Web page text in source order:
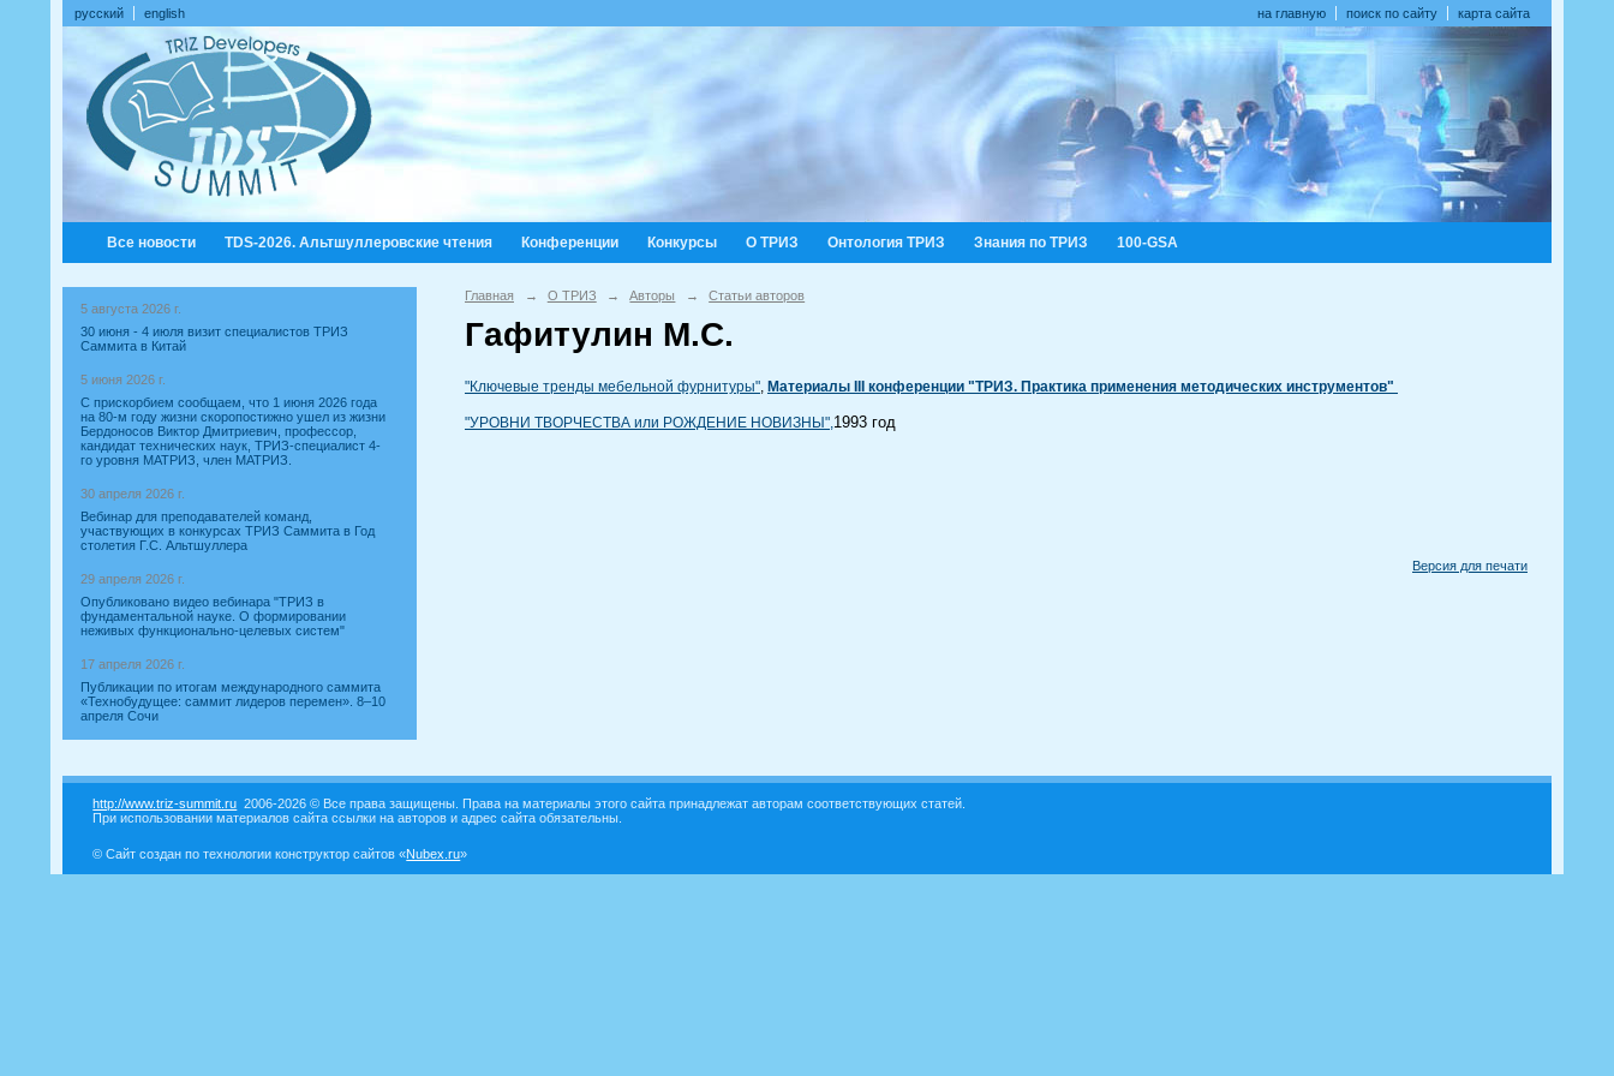
русский english на главную поиск по сайту карта сайта
Все новости TDS-2026. Альтшуллеровские чтения Конференции Конкурсы О ТРИЗ Онтология ТРИЗ Знания по ТРИЗ 100-GSA
5 августа 2026 г.
30 июня - 4 июля визит специалистов ТРИЗ
Саммита в Китай
5 июня 2026 г.
С прискорбием сообщаем, что 1 июня 2026 года
на 80-м году жизни скоропостижно ушел из жизни
Бердоносов Виктор Дмитриевич, профессор,
кандидат технических наук, ТРИЗ-специалист 4-
го уровня МАТРИЗ, член МАТРИЗ.
30 апреля 2026 г.
Вебинар для преподавателей команд,
участвующих в конкурсах ТРИЗ Саммита в Год
столетия Г.С. Альтшуллера
29 апреля 2026 г.
Опубликовано видео вебинара "ТРИЗ в
фундаментальной науке. О формировании
неживых функционально-целевых систем"
17 апреля 2026 г.
Публикации по итогам международного саммита
«Технобудущее: саммит лидеров перемен». 8–10
апреля Сочи
Главная → О ТРИЗ → Авторы → Статьи авторов
Гафитулин М.С.
"Ключевые тренды мебельной фурнитуры" Материалы III конференции "ТРИЗ. Практика применения методических инструментов"
"УРОВНИ ТВОРЧЕСТВА или РОЖДЕНИЕ НОВИЗНЫ",1993 год
Версия для печати
http://www.triz-summit.ru 2006-2026 © Все права защищены. Права на материалы этого сайта принадлежат авторам соответствующих статей.
При использовании материалов сайта ссылки на авторов и адрес сайта обязательны.
© Сайт создан по технологии конструктор сайтов «Nubex.ru»